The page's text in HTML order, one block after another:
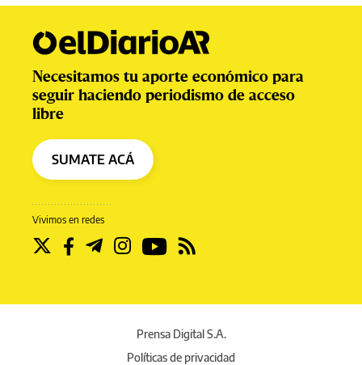
Vivimos en redes
Necesitamos tu aporte económico para
seguir haciendo periodismo de acceso
libre
SUMATE ACÁ
Prensa Digital S.A.
Políticas de privacidad